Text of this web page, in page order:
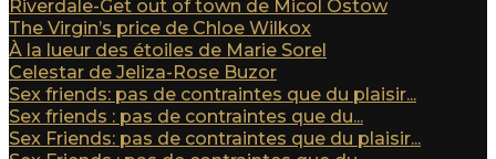
Riverdale-Get out of town de Micol Ostow
The Virgin’s price de Chloe Wilkox
À la lueur des étoiles de Marie Sorel
Celestar de Jeliza-Rose Buzor
Sex friends: pas de contraintes que du plaisir...
Sex friends : pas de contraintes que du...
Sex Friends: pas de contraintes que du plaisir...